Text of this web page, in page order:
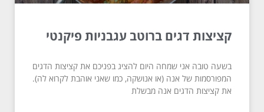
קציצות דגים ברוטב עגבניות פיקנטי
בשעה טובה אני שמחה היום להציג בפניכם את קציצות הדגים
המפורסמות של אנה (או אנושקה, כמו שאני אוהבת לקרוא לה).
את קציצות הדגים אנה מבשלת